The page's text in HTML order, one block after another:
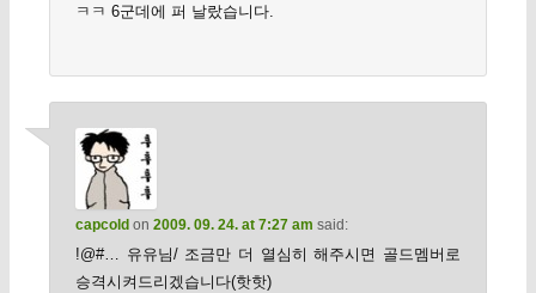
ㅋㅋ 6군데에 퍼 날랐습니다.
capcold on 2009. 09. 24. at 7:27 am said:
!@#… 유유님/ 조금만 더 열심히 해주시면 골드멤버로
승격시켜드리겠습니다(핫핫)